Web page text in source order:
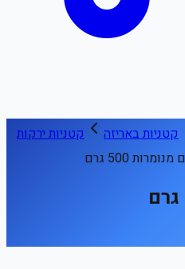
קטניות באריזה
קטניות ירקות
500 גרם